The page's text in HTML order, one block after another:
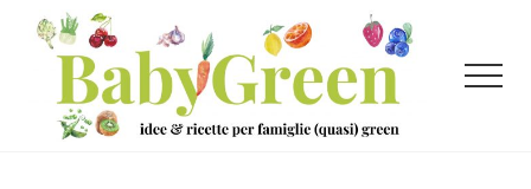
Menu
Passa
contenuto
principale
Passa
laterale
primaria
Passa
Menu